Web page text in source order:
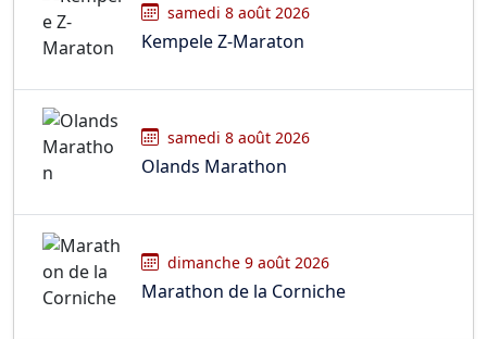
samedi 8 août 2026
Kempele Z-Maraton
samedi 8 août 2026
Olands Marathon
dimanche 9 août 2026
Marathon de la Corniche